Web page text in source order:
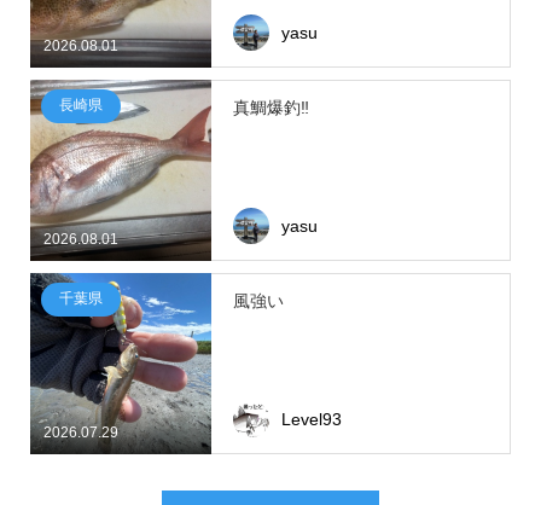
2026.08.01
yasu
2026.08.01
長崎県 真鯛爆釣‼
yasu
2026.07.29
千葉県 風強い
Level93